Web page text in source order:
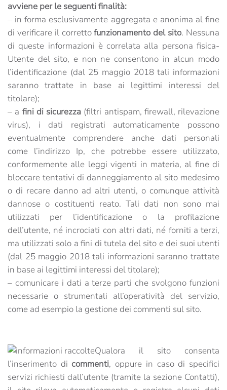
avviene per le seguenti finalità:
– in forma esclusivamente aggregata e anonima al fine
di verificare il correttofunzionamento del sito. Nessuna
di queste informazioni è correlata alla persona fisica-
Utente del sito, e non ne consentono in alcun modo
l’identificazione (dal 25 maggio 2018 tali informazioni
saranno trattate in base ai legittimi interessi del
titolare);
– a fini di sicurezza (filtri antispam, firewall, rilevazione
virus), i dati registrati automaticamente possono
eventualmente comprendere anche dati personali
come l’indirizzo Ip, che potrebbe essere utilizzato,
conformemente alle leggi vigenti in materia, al fine di
bloccare tentativi di danneggiamento al sito medesimo
o di recare danno ad altri utenti, o comunque attività
dannose o costituenti reato. Tali dati non sono mai
utilizzati per l’identificazione o la profilazione
dell’utente, né incrociati con altri dati, né forniti a terzi,
ma utilizzati solo a fini di tutela del sito e dei suoi utenti
(dal 25 maggio 2018 tali informazioni saranno trattate
in base ai legittimi interessi del titolare);
– comunicare i dati a terze parti che svolgono funzioni
necessarie o strumentali all’operatività del servizio,
come ad esempio la gestione dei commenti sul sito.
Qualora il sito consenta
l’inserimento di commenti, oppure in caso di specifici
servizi richiesti dall’utente (tramite la sezione Contatti),